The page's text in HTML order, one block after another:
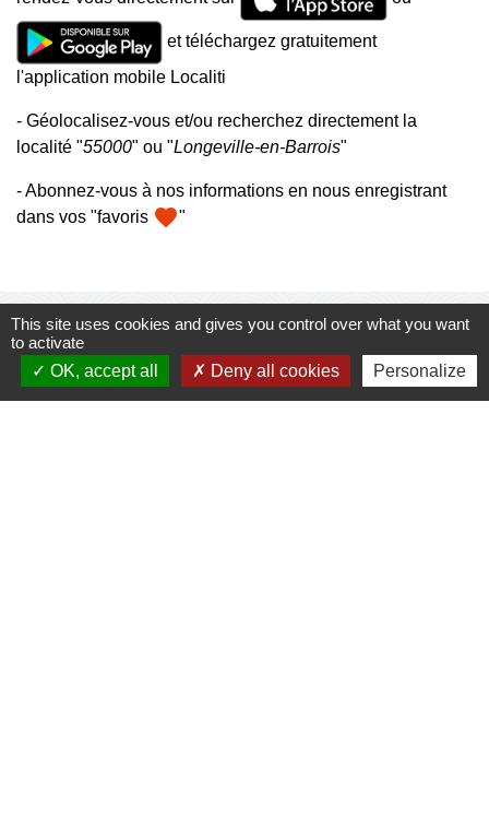
et téléchargez gratuitement
l'application mobile Localiti
- Géolocalisez-vous et/ou recherchez directement la
localité "55000" ou "Longeville-en-Barrois"
- Abonnez-vous à nos informations en nous enregistrant
dans vos "favoris favorite"
Mairie, horaires et contacts
Commune de Longeville-en-Barrois
2, Rue de l'Orme
55000 Longeville-en-Barrois - FRANCE
This site uses cookies and gives you control over what you want
to activate
OK, accept all
Deny all cookies Personalize